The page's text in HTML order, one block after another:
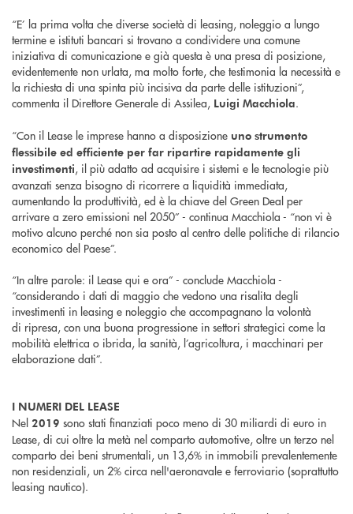
“E’ la prima volta che diverse società di leasing, noleggio a lungo
termine e istituti bancari si trovano a condividere una comune
iniziativa di comunicazione e già questa è una presa di posizione,
evidentemente non urlata, ma molto forte, che testimonia la necessità e
la richiesta di una spinta più incisiva da parte delle istituzioni”,
commenta il Direttore Generale di Assilea, Luigi Macchiola.
“Con il Lease le imprese hanno a disposizione uno strumento
flessibile ed efficiente per far ripartire rapidamente gli
investimenti, il più adatto ad acquisire i sistemi e le tecnologie più
avanzati senza bisogno di ricorrere a liquidità immediata,
aumentando la produttività, ed è la chiave del Green Deal per
arrivare a zero emissioni nel 2050” - continua Macchiola - “non vi è
motivo alcuno perché non sia posto al centro delle politiche di rilancio
economico del Paese”.
“In altre parole: il Lease qui e ora” - conclude Macchiola -
“considerando i dati di maggio che vedono una risalita degli
investimenti in leasing e noleggio che accompagnano la volontà
di ripresa, con una buona progressione in settori strategici come la
mobilità elettrica o ibrida, la sanità, l’agricoltura, i macchinari per
elaborazione dati”.
I NUMERI DEL LEASE
Nel 2019 sono stati finanziati poco meno di 30 miliardi di euro in
Lease, di cui oltre la metà nel comparto automotive, oltre un terzo nel
comparto dei beni strumentali, un 13,6% in immobili prevalentemente
non residenziali, un 2% circa nell'aeronavale e ferroviario (soprattutto
leasing nautico).